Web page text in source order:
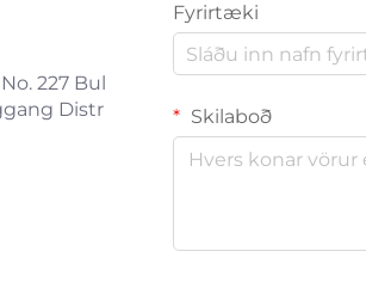
227 Bul
Distr
Fyrirtæki
Skilaboð